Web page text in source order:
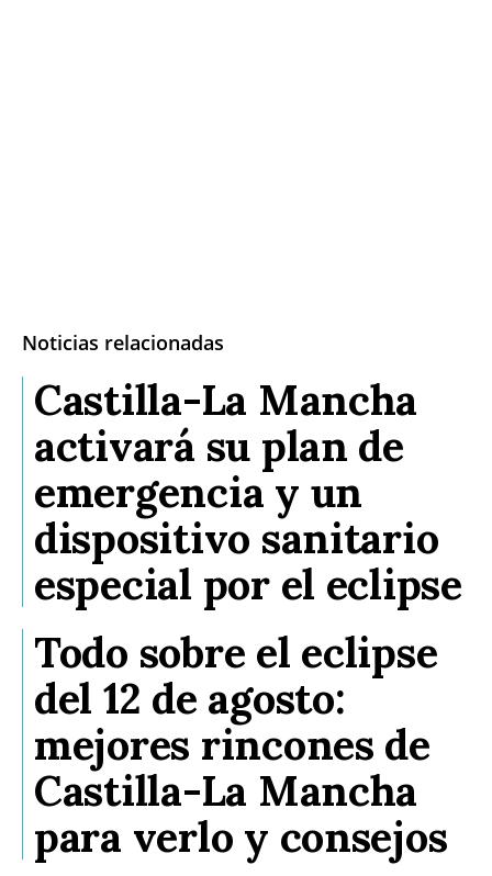
Noticias relacionadas
Castilla-La Mancha
activará su plan de
emergencia y un
dispositivo sanitario
especial por el eclipse
Todo sobre el eclipse
del 12 de agosto:
mejores rincones de
Castilla-La Mancha
para verlo y consejos